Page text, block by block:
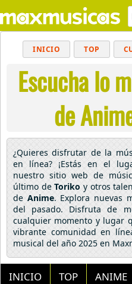
INICIO TOP
MUSICA
BALADAS
Escucha lo
de
¿Quieres disfrutar de la
en línea? ¡Estás en el
nuestro sitio web de
último deToriko y otros
de Anime. Explora nuevas
del pasado. Disfruta de
cualquier momento y lugar
vibrante comunidad en
musical del año 2025 en
INICIO TOP ANIME